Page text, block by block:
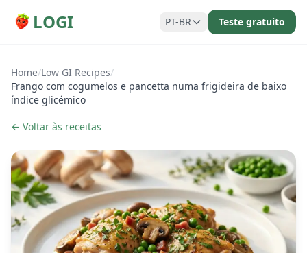
LOGI PT-BR Teste gratuito
Home/Low GI Recipes/
Frango com cogumelos e pancetta numa frigideira de baixo
índice glicémico
← Voltar às receitas